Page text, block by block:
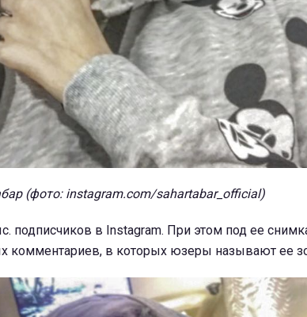
(фото: instagram.com/sahartabar_official)
подписчиков в Instagram. При этом под ее
комментариев, в которых юзеры называют ее